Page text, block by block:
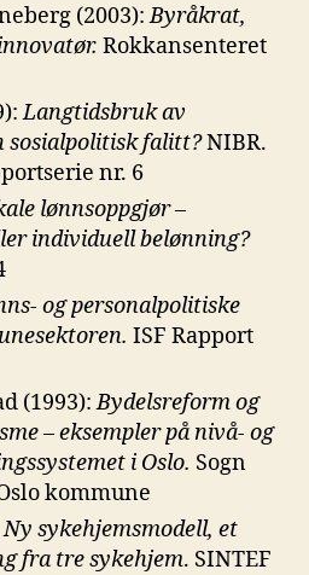
(2003):Byråkrat,
Rokkansenteret
Langtidsbruk av
sosialpolitiskfalitt?NIBR.
nr. 6
lønnsoppgjør –
individuellbelønning?
og personalpolitiske
ISF Rapport
(1993):Bydelsreform og
–eksempler på nivå- og
i Oslo. Sogn
kommune
Ny sykehjemsmodell, et
fra tresykehjem. SINTEF